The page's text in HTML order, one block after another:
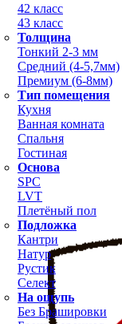
42 класс
43 класс
Толщина
Тонкий 2-3 мм
Средний (4-5,7мм)
Премиум (6-8мм)
Тип помещения
Кухня
Ванная комната
Спальня
Гостиная
Основа
SPC
LVT
Плетёный пол
Подложка
Кантри
Натур
Рустик
Селект
На ощупь
Без Брашировки